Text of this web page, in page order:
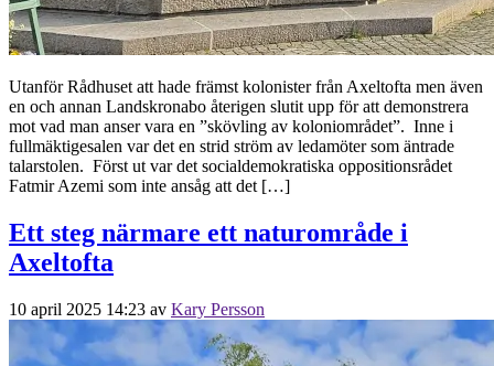
Utanför Rådhuset att hade främst kolonister från Axeltofta men även
en och annan Landskronabo återigen slutit upp för att demonstrera
mot vad man anser vara en ”skövling av koloniområdet”. Inne i
fullmäktigesalen var det en strid ström av ledamöter som äntrade
talarstolen. Först ut var det socialdemokratiska oppositionsrådet
Fatmir Azemi som inte ansåg att det […]
Ett steg närmare ett naturområde i
Axeltofta
10 april 2025 14:23 av Kary Persson